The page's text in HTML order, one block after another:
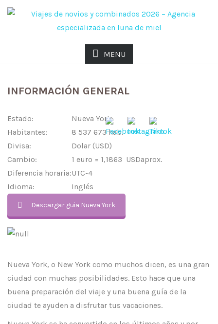
MENU
INFORMACIÓN GENERAL
Estado:
Nueva York
Habitantes:
8 537 673 hab.
Divisa:
Dolar (USD)
Cambio:
1 euro = 1,1863 USDaprox.
Diferencia horaria:UTC-4
Idioma:
Inglés
Descargar guia Nueva York
Nueva York, o New York como muchos dicen, es una gran
ciudad con muchas posibilidades. Esto hace que una
buena preparación del viaje y una buena guía de la
ciudad te ayuden a disfrutar tus vacaciones.